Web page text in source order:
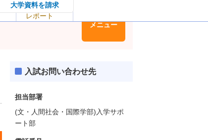
トピック＆
レポート
大学資料を請求
メニュー
入試お問い合わせ先
担当部署
(文・人間社会・国際学部)入学サポ
ート部